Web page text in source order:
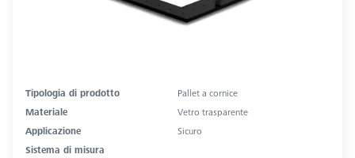
Tipologia di prodotto
Pallet a cornice
Materiale
Vetro trasparente
Applicazione
Sicuro
Sistema di misura